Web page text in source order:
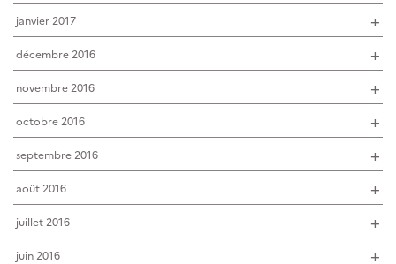
janvier 2017
décembre 2016
novembre 2016
octobre 2016
septembre 2016
août 2016
juillet 2016
juin 2016